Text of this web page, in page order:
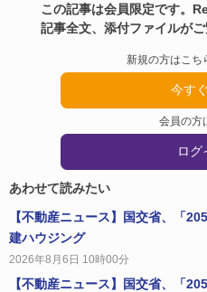
この記事は会員限定です。
記事全文、添付ファイルがご
新規の方はこち
今す
会員の方
ログ
あわせて読みたい
【不動産ニュース】国交省、「
建ハウジング
2026年8月6日 10時00分
【不動産ニュース】国交省、「